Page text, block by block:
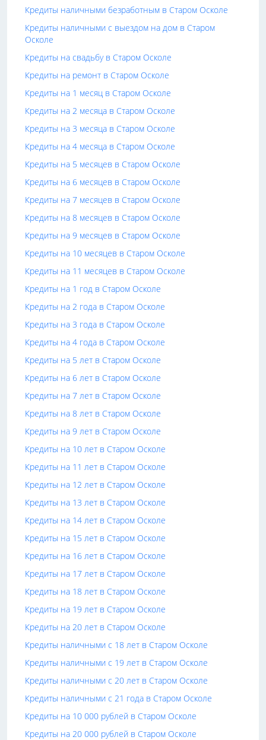
Кредиты наличными безработным в Старом Осколе
Кредиты наличными с выездом на дом в Старом
Осколе
Кредиты на свадьбу в Старом Осколе
Кредиты на ремонт в Старом Осколе
Кредиты на 1 месяц в Старом Осколе
Кредиты на 2 месяца в Старом Осколе
Кредиты на 3 месяца в Старом Осколе
Кредиты на 4 месяца в Старом Осколе
Кредиты на 5 месяцев в Старом Осколе
Кредиты на 6 месяцев в Старом Осколе
Кредиты на 7 месяцев в Старом Осколе
Кредиты на 8 месяцев в Старом Осколе
Кредиты на 9 месяцев в Старом Осколе
Кредиты на 10 месяцев в Старом Осколе
Кредиты на 11 месяцев в Старом Осколе
Кредиты на 1 год в Старом Осколе
Кредиты на 2 года в Старом Осколе
Кредиты на 3 года в Старом Осколе
Кредиты на 4 года в Старом Осколе
Кредиты на 5 лет в Старом Осколе
Кредиты на 6 лет в Старом Осколе
Кредиты на 7 лет в Старом Осколе
Кредиты на 8 лет в Старом Осколе
Кредиты на 9 лет в Старом Осколе
Кредиты на 10 лет в Старом Осколе
Кредиты на 11 лет в Старом Осколе
Кредиты на 12 лет в Старом Осколе
Кредиты на 13 лет в Старом Осколе
Кредиты на 14 лет в Старом Осколе
Кредиты на 15 лет в Старом Осколе
Кредиты на 16 лет в Старом Осколе
Кредиты на 17 лет в Старом Осколе
Кредиты на 18 лет в Старом Осколе
Кредиты на 19 лет в Старом Осколе
Кредиты на 20 лет в Старом Осколе
Кредиты наличными с 18 лет в Старом Осколе
Кредиты наличными с 19 лет в Старом Осколе
Кредиты наличными с 20 лет в Старом Осколе
Кредиты наличными с 21 года в Старом Осколе
Кредиты на 10 000 рублей в Старом Осколе
Кредиты на 20 000 рублей в Старом Осколе